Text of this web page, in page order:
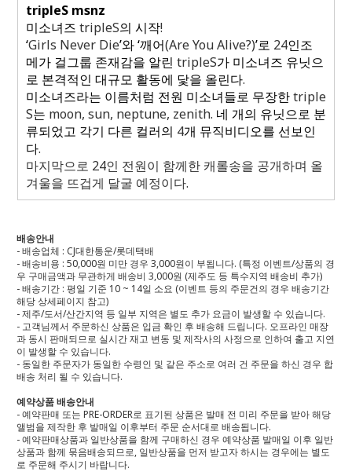
tripleS msnz
미소녀즈 tripleS의 시작!
‘Girls Never Die’와 ‘깨어(Are You Alive?)’로 24인조
메가 걸그룹 존재감을 알린 tripleS가 미소녀즈 유닛으
로 본격적인 대규모 활동에 닻을 올린다.
미소녀즈라는 이름처럼 전원 미소녀들로 무장한triple
S는 moon, sun, neptune, zenith. 네 개의 유닛으로 분
류되었고 각기 다른 컬러의 4개 뮤직비디오를 선보인
다.
마지막으로 24인 전원이 함께한 캐롤송을 공개하며 올
겨울을 뜨겁게 달굴 예정이다.
배송안내
- 배송업체 : CJ대한통운/롯데택배
- 배송비용 : 50,000원 미만 경우 3,000원이 부됩니다. (특정 이벤트/상품의 경
우 구매금액과 무관하게 배송비 3,000원 (제주도 등 특수지역 배송비 추가)
- 배송기간 : 평일 기준 10 ~ 14일 소요 (이벤트 등의 주문건의 경우 배송기간
해당 상세페이지 참고)
- 제주/도서/산간지역 등 일부 지역은 별도 추가 요금이 발생할 수 있습니다.
- 고객님께서 주문하신 상품은 입금 확인 후 배송해 드립니다. 오프라인 매장
과 동시 판매되므로 실시간 재고 변동 및 제작사의 사정으로 인하여 출고 지연
이 발생할 수 있습니다.
- 동일한 주문자가 동일한 수령인 및 같은 주소로 여러 건 주문을 하신 경우 합
배송 처리 될 수 있습니다.
예약상품 배송안내
- 예약판매 또는 PRE-ORDER로 표기된 상품은 발매 전 미리 주문을 받아 해당
앨범을 제작한 후 발매일 이후부터 주문 순서대로 배송됩니다.
- 예약판매상품과 일반상품을 함께 구매하신 경우 예약상품 발매일 이후 일반
상품과 함께 묶음배송되므로, 일반상품을 먼저 받고자 하시는 경우에는 별도
로 주문해 주시기 바랍니다.